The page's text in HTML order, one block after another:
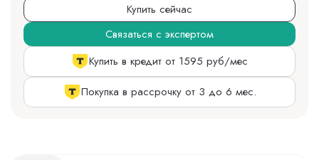
Купить сейчас
Связаться с экспертом
Купить в кредит от 1595 руб/мес
Покупка в рассрочку от 3 до 6 мес.